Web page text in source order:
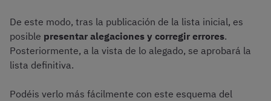
De este modo, tras la publicación de la lista inicial, es
posible presentar alegaciones y corregir errores.
Posteriormente, a la vista de lo alegado, se aprobará la
lista definitiva.
Podéis verlo más fácilmente con este esquema del